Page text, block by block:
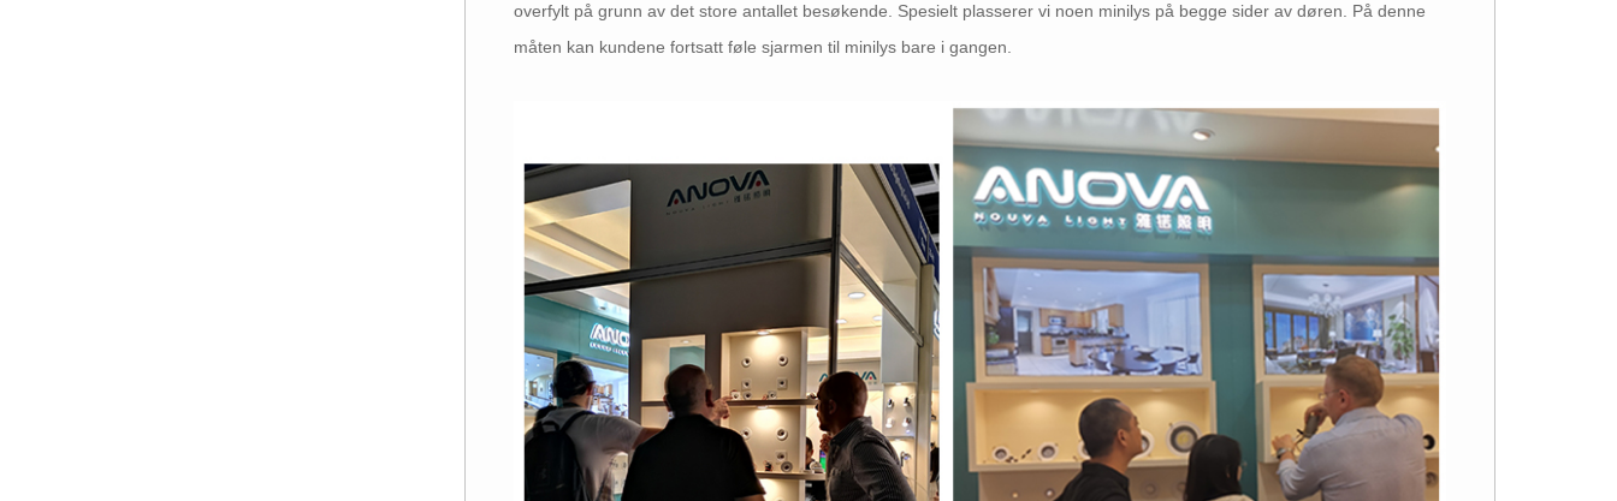
overfylt på grunn av det store antallet besøkende. Spesielt plasserer vi noen minilys på begge sider av døren. På denne
måten kan kundene fortsatt føle sjarmen til minilys bare i gangen.